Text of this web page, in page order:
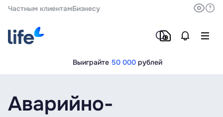
Частным клиентамБизнесу
Выиграйте 50 000 рублей
Аварийно-